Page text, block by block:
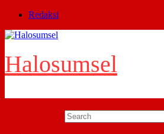
Skip
content
Redaksi
Halosumsel